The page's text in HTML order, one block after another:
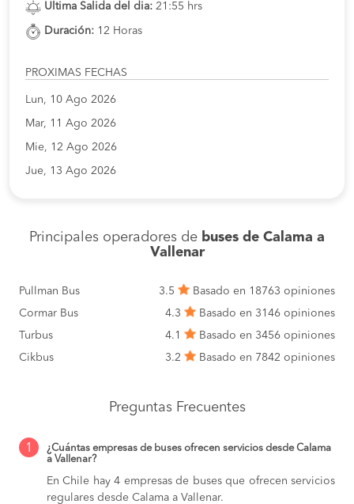
Ultima Salida del dia: 21:55 hrs
Duración: 12 Horas
PROXIMAS FECHAS
Lun, 10 Ago 2026
Mar, 11 Ago 2026
Mie, 12 Ago 2026
Jue, 13 Ago 2026
Principales operadores de buses de Calama a
Vallenar
Pullman Bus 3.5
Basado en 18763 opiniones
Cormar Bus
4.3
Basado en 3146 opiniones
Turbus
4.1
Basado en 3456 opiniones
Cikbus
3.2 Basado en 7842 opiniones
Preguntas Frecuentes
1
¿Cuántas empresas de buses ofrecen servicios desde Calama
a Vallenar?
En Chile hay 4 empresas de buses que ofrecen servicios
regulares desde Calama a Vallenar.